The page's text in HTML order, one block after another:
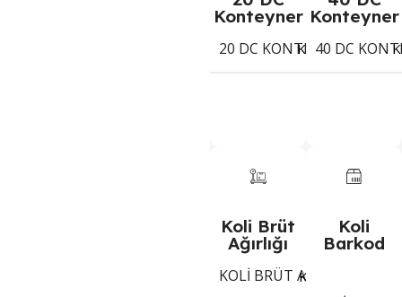
Konteyner
20 DC KONTEYNER 1268
Koli
Konteyner
40 DC
Koli Brüt
Ağırlığı
KOLI BRÜT AĞIRLIĞI
Kg
Koli
Barkod